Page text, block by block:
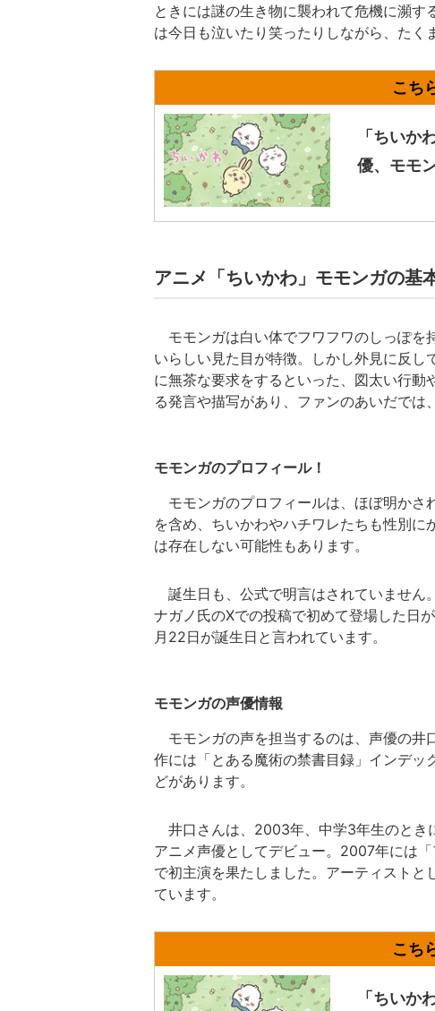
ときには謎の生き物に襲われて危機に瀕
は今日も泣いたり笑ったりしながら、たく
「ちいか
優、モモ
アニメ「ちいかわ」モモンガの基
モモンガは白い体でフワフワのしっぽを
いらしい見た目が特徴。しかし外見に反
に無茶な要求をするといった、図太い行
る発言や描写があり、ファンのあいだでは
モモンガのプロフィール！
モモンガのプロフィールは、ほぼ明かさ
を含め、ちいかわやハチワレたちも性別
は存在しない可能性もあります。
誕生日も、公式で明言はされていません
ナガノ氏のXでの投稿で初めて登場した日
月22日が誕生日と言われています。
モモンガの声優情報
モモンガの声を担当するのは、声優の井
作には「とある魔術の禁書目録」インデ
どがあります。
井口さんは、2003年、中学3年生のとき
アニメ声優としてデビュー。2007年には
で初主演を果たしました。アーティスト
ています。
「ちいか